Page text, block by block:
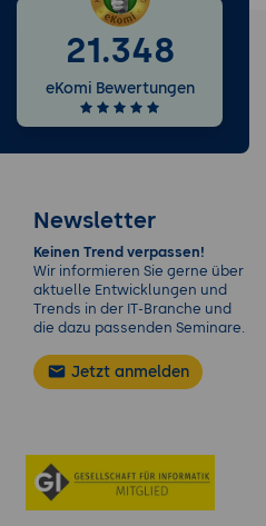
21.348
eKomi Bewertungen
Newsletter
Keinen Trend verpassen!
Wir informieren Sie gerne über
aktuelle Entwicklungen und
Trends in der IT-Branche und
die dazu passenden Seminare.
Jetzt anmelden